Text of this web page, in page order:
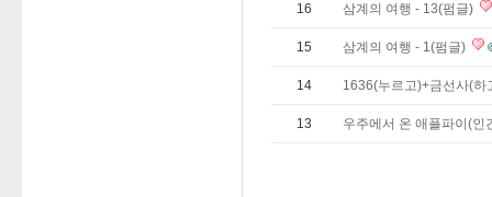
16 삼계의 여행 - 13(펌글)
15 삼계의 여행 - 1(펌글)
14 1636(누르고)+금선사(
13 우주에서 온 애플파이(